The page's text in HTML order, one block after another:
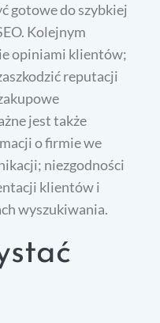
gotowe do szybkiej
Kolejnym
opiniami klientów;
reputacji
jest także
o firmie we
niezgodności
klientów i
wyszukiwania.